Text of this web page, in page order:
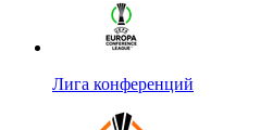
Лига конференций